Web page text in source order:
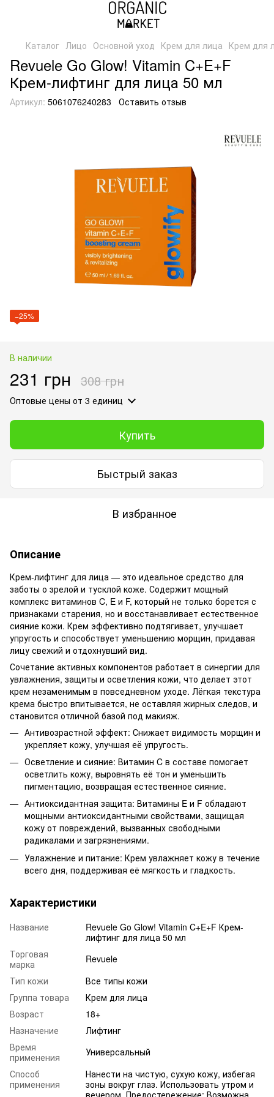
Каталог Лицо Основной уход Крем для лица Крем для
Revuele Go Glow! Vitamin C+E+F
Крем-лифтинг для лица 50 мл
Артикул: 5061076240283 Оставить отзыв
−25%
В наличии
231 грн 308 грн
Оптовые цены от 3 единиц
Купить
Быстрый заказ
В избранное
Описание
Крем-лифтинг для лица — это идеальное средство для
заботы о зрелой и тусклой коже. Содержит мощный
комплекс витаминов C, E и F, который не только борется с
признаками старения, но и восстанавливает естественное
сияние кожи. Крем эффективно подтягивает, улучшает
упругость и способствует уменьшению морщин, придавая
лицу свежий и отдохнувший вид.
Сочетание активных компонентов работает в синергии для
увлажнения, защиты и осветления кожи, что делает этот
крем незаменимым в повседневном уходе. Лёгкая текстура
крема быстро впитывается, не оставляя жирных следов, и
становится отличной базой под макияж.
Антивозрастной эффект: Снижает видимость морщин и
укрепляет кожу, улучшая её упругость.
Осветление и сияние: Витамин C в составе помогает
осветлить кожу, выровнять её тон и уменьшить
пигментацию, возвращая естественное сияние.
Антиоксидантная защита: Витамины E и F обладают
мощными антиоксидантными свойствами, защищая
кожу от повреждений, вызванных свободными
радикалами и загрязнениями.
Увлажнение и питание: Крем увлажняет кожу в течение
всего дня, поддерживая её мягкость и гладкость.
Характеристики
Название
Revuele Go Glow! Vitamin C+E+F Крем-
лифтинг для лица 50 мл
Торговая
марка
Revuele
Тип кожи
Все типы кожи
Группа товара
Крем для лица
Возраст
18+
Назначение
Лифтинг
Время
применения
Универсальный
Способ
применения
Нанести на чистую, сухую кожу, избегая
зоны вокруг глаз. Использовать утром и
вечером. Предостережение: Возможна